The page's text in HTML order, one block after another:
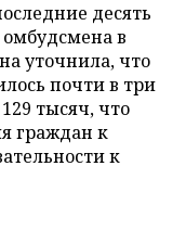
десять
омбудсмена в
уточнила, что
почти в три
тысяч, что
граждан к
к